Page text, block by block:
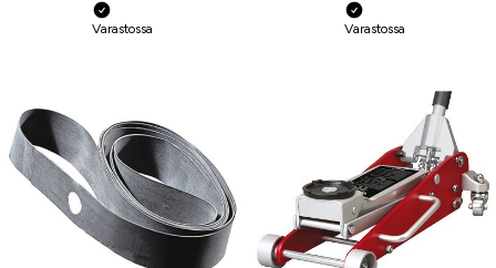
Varastossa Varastossa